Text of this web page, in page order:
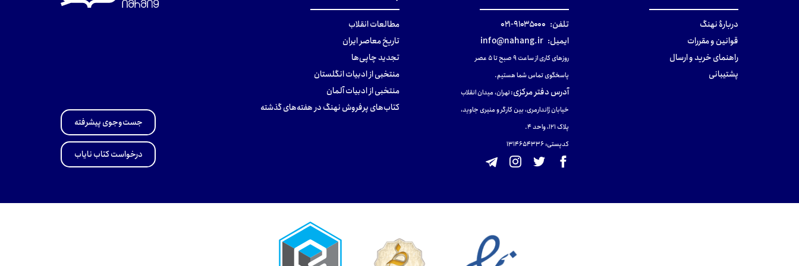
دربارهٔ نهنگ
قوانین و مقررات
راهنمای خرید و ارسال
پشتیبانی
تلفن: ۹۱۰۳۵۰۰۰-۰۲۱
ایمیل: info@nahang.ir
روزهای کاری از ساعت ۹ صبح تا ۵ عصر
پاسخگوی تماس شما هستیم.
آدرس دفتر مرکزی:تهران، میدان انقلاب
خیابان ژاندارمری، بین کارگر و منیری جاوید،
پلاک 121، واحد ۴.
کدپستی: 131465433۶
مطالعات انقلاب
تاریخ معاصر ایران
تجدید چاپی‌ها
منتخبی از ادبیات انگلستان
منتخبی از ادبیات آلمان
کتاب‌های پرفروش نهنگ در هفته‌های گذشته
جست‌وجوی پیشرفته
درخواست کتاب نایاب